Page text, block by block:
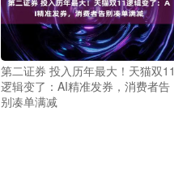
第二证券 投入历年最大！天猫双11
逻辑变了：AI精准发券，消费者告
别凑单满减